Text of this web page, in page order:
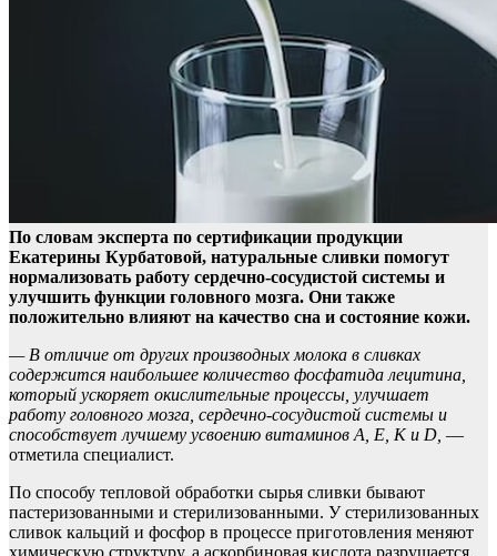
По словам эксперта по сертификации продукции
Екатерины Курбатовой, натуральные сливки помогут
нормализовать работу сердечно-сосудистой системы и
улучшить функции головного мозга. Они также
положительно влияют на качество сна и состояние кожи.
— В отличие от других производных молока в сливках
содержится наибольшее количество фосфатида лецитина,
который ускоряет окислительные процессы, улучшает
работу головного мозга, сердечно-сосудистой системы и
способствует лучшему усвоению витаминов A, E, K и D, —
отметила специалист.
По способу тепловой обработки сырья сливки бывают
пастеризованными и стерилизованными. У стерилизованных
сливок кальций и фосфор в процессе приготовления меняют